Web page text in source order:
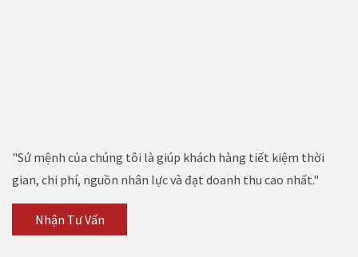
"Sứ mệnh của chúng tôi là giúp khách hàng tiết kiệm thời
gian, chi phí, nguồn nhân lực và đạt doanh thu cao nhất."
Nhận Tư Vấn